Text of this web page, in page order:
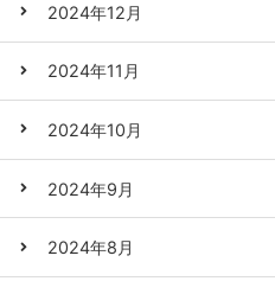
2024年12月
2024年11月
2024年10月
2024年9月
2024年8月